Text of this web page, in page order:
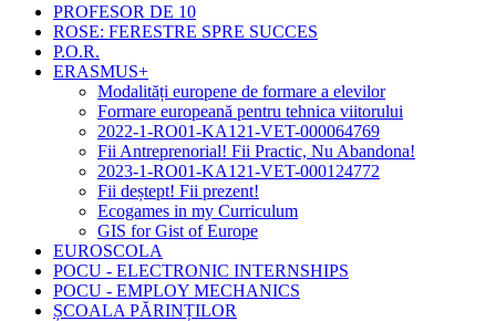
PROFESOR DE 10
ROSE: FERESTRE SPRE SUCCES
P.O.R.
ERASMUS+
Modalități europene de formare a elevilor
Formare europeană pentru tehnica viitorului
2022-1-RO01-KA121-VET-000064769
Fii Antreprenorial! Fii Practic, Nu Abandona!
2023-1-RO01-KA121-VET-000124772
Fii deștept! Fii prezent!
Ecogames in my Curriculum
GIS for Gist of Europe
EUROSCOLA
POCU - ELECTRONIC INTERNSHIPS
POCU - EMPLOY MECHANICS
ȘCOALA PĂRINȚILOR